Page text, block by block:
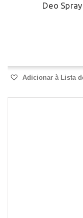
Deo
Adicionar à Lista